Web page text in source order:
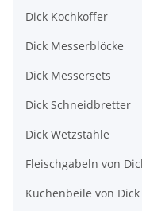
Dick Kochkoffer
Dick Messerblöcke
Dick Messersets
Dick Schneidbretter
Dick Wetzstähle
Fleischgabeln von
Küchenbeile von Dick